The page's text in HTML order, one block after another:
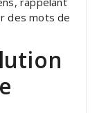
des mots de